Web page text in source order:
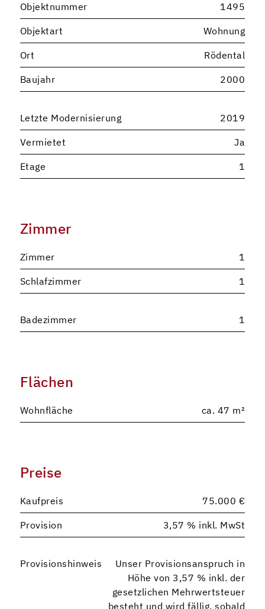
Objektnummer 1495
Objektart Wohnung
Ort Rödental
Baujahr 2000
Letzte Modernisierung 2019
Vermietet Ja
Etage 1
Zimmer
Zimmer 1
Schlafzimmer 1
Badezimmer 1
Flächen
Wohnfläche ca. 47 m²
Preise
Kaufpreis 75.000 €
Provision 3,57 % inkl. MwSt
Provisionshinweis
Unser Provisionsanspruch in
Höhe von 3,57 % inkl. der
gesetzlichen Mehrwertsteuer
besteht und wird fällig, sobald